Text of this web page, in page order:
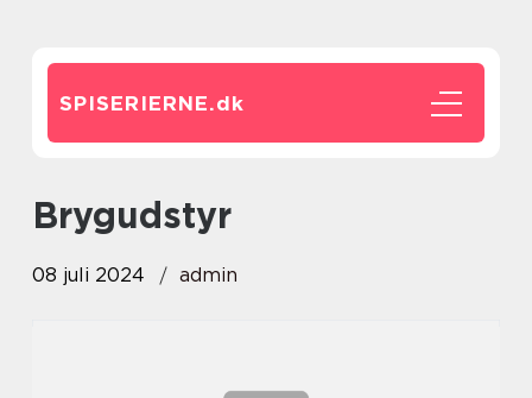
SPISERIERNE.dk
brygudstyr
08 juli 2024 admin